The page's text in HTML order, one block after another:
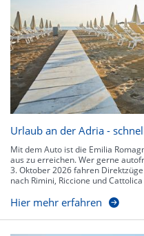
Urlaub an der Adria -
Mit dem Auto ist die Emilia
aus zu erreichen. Wer gerne
3. Oktober 2026 fahren
nach Rimini, Riccione und
Hier mehr erfahren